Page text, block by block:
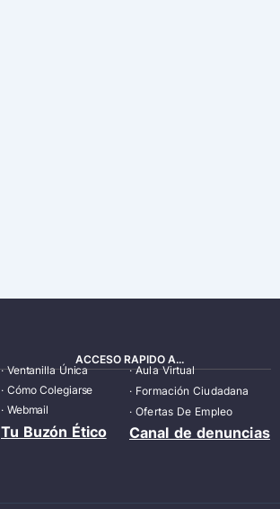
ACCESO RAPIDO A...
·Ventanilla Única
· Cómo Colegiarse
· Webmail
·Aula Virtual
· Formación Ciudadana
·Ofertas De Empleo
Tu Buzón Ético Canal de denuncias